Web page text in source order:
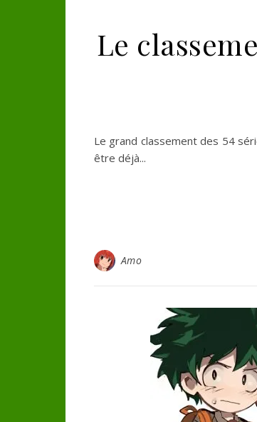
Le
Le grand classement des 54
être déjà...
Amo